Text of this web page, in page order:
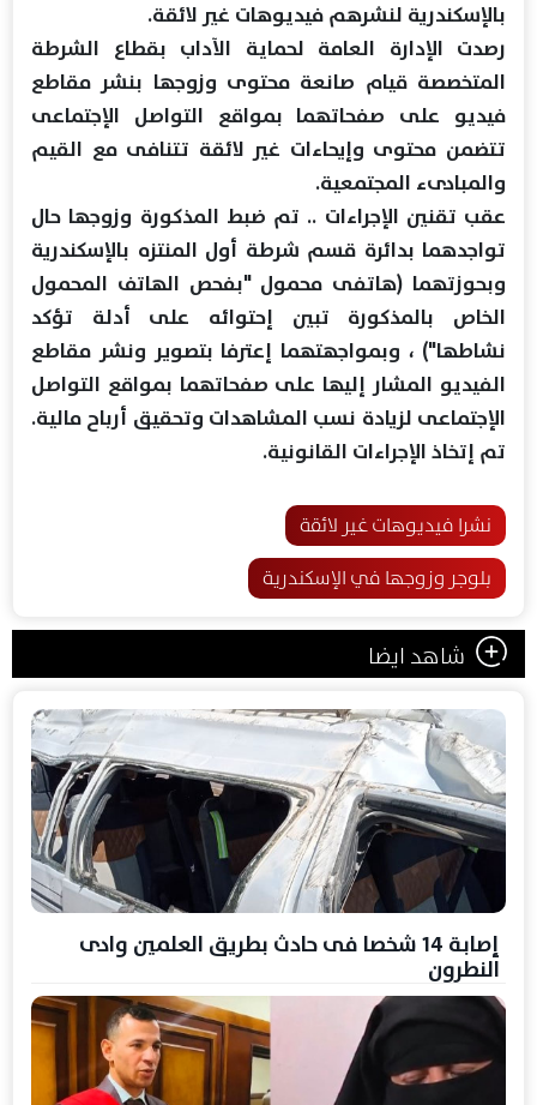
بالإسكندرية لنشرهم فيديوهات غير لائقة.
رصدت الإدارة العامة لحماية الآداب بقطاع الشرطة
المتخصصة قيام صانعة محتوى وزوجها بنشر مقاطع
فيديو على صفحاتهما بمواقع التواصل الإجتماعى
تتضمن محتوى وإيحاءات غير لائقة تتنافى مع القيم
والمبادىء المجتمعية.
عقب تقنين الإجراءات .. تم ضبط المذكورة وزوجها حال
تواجدهما بدائرة قسم شرطة أول المنتزه بالإسكندرية
وبحوزتهما (هاتفى محمول "بفحص الهاتف المحمول
الخاص بالمذكورة تبين إحتوائه على أدلة تؤكد
نشاطها") ، وبمواجهتهما إعترفا بتصوير ونشر مقاطع
الفيديو المشار إليها على صفحاتهما بمواقع التواصل
الإجتماعى لزيادة نسب المشاهدات وتحقيق أرباح مالية.
تم إتخاذ الإجراءات القانونية.
نشرا فيديوهات غير لائقة
بلوجر وزوجها في الإسكندرية
شاهد ايضا
إصابة 14 شخصا فى حادث بطريق العلمين وادى
النطرون